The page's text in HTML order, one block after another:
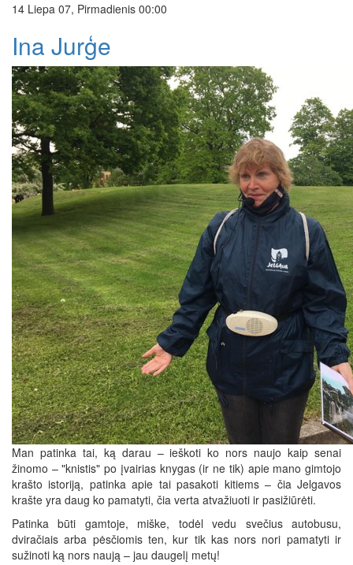
14 Liepa 07, Pirmadienis 00:00
Ina Jurģe
Man patinka tai, ką darau – ieškoti ko nors naujo kaip senai
žinomo – "knistis" po įvairias knygas (ir ne tik) apie mano gimtojo
krašto istoriją, patinka apie tai pasakoti kitiems – čia Jelgavos
krašte yra daug ko pamatyti, čia verta atvažiuoti ir pasižiūrėti.
Patinka būti gamtoje, miške, todėl vedu svečius autobusu,
dviračiais arba pėsčiomis ten, kur tik kas nors nori pamatyti ir
sužinoti ką nors naują – jau daugelį metų!